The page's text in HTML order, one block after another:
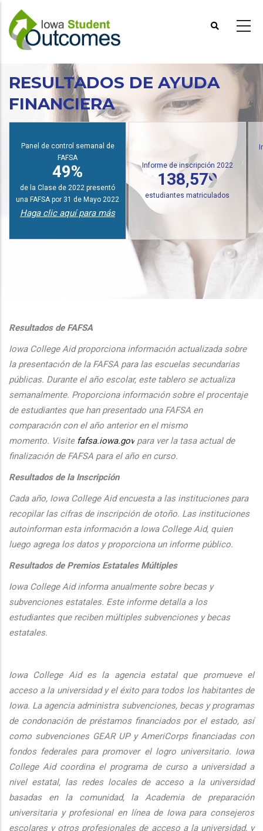
Pasar
contenido
principal
RESULTADOS DE AYUDA
FINANCIERA
Panel de control semanal de
FAFSA
49%
de la Clase de 2022 presentó
una FAFSA por 31 de Mayo 2022
Haga clic aquí para más
Informe de inscripción 2022
138,579
estudiantes matriculados
Resultados de FAFSA
Iowa College Aid proporciona información actualizada sobre
la presentación de la FAFSA para las escuelas secundarias
públicas. Durante el año escolar, este tablero se actualiza
semanalmente. Proporciona información sobre el procentaje
de estudiantes que han presentado una FAFSA en
comparación con el año anterior en el mismo
momento. Visite fafsa.iowa.gov para ver la tasa actual de
finalización de FAFSA para el año en curso.
Resultados de la Inscripción
Cada año, Iowa College Aid encuesta a las instituciones para
recopilar las cifras de inscripción de otoño. Las instituciones
autoinforman esta información a Iowa College Aid, quien
luego agrega los datos y proporciona un informe público.
Resultados de Premios Estatales Múltiples
Iowa College Aid informa anualmente sobre becas y
subvenciones estatales. Este informe detalla a los
estudiantes que reciben múltiples subvenciones y becas
estatales.
Iowa College Aid es la agencia estatal que promueve el
acceso a la universidad y el éxito para todos los habitantes de
Iowa. La agencia administra subvenciones, becas y programas
de condonación de préstamos financiados por el estado, así
como subvenciones GEAR UP y AmeriCorps financiadas con
fondos federales para promover el logro universitario. Iowa
College Aid coordina el programa de curso a universidad a
nivel estatal, las redes locales de acceso a la universidad
basadas en la comunidad, la Academia de preparación
universitaria y profesional en línea de Iowa para consejeros
escolares y otros profesionales de acceso a la universidad, y